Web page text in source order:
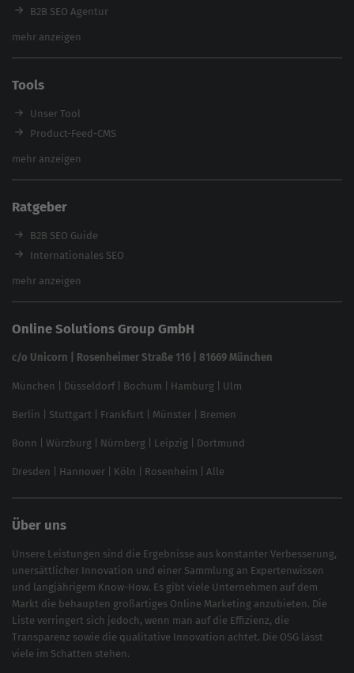
Magazin
B2B SEO Agentur
Inhouse SEO Agentur
Enterprise SEO Agentur
Workshops
mehr anzeigen
Tools
Unser Tool
Product-Feed-CMS
Website Analyse
Backlink-Check
Ladezeiten-Check
Brand Protection Tool
Website SEO Check
feed2content.ai
mehr anzeigen
Ratgeber
B2B SEO Guide
Internationales SEO
eCommerce SEO
In ChatGPT gefunden werden
Linkbuilding 2025
Local SEO
SEO für Online Shops
Brand Monitoring 2025
mehr anzeigen
Online Solutions Group GmbH
c/o Unicorn | Rosenheimer Straße 116 | 81669 München
München Düsseldorf| Bochum Hamburg Ulm
Berlin Stuttgart Frankfurt Münster Bremen
Bonn Würzburg Nürnberg Leipzig Dortmund
Dresden Hannover Köln Rosenheim Alle
Über uns
Unsere Leistungen sind die Ergebnisse aus konstanter Verbesserung,
unersättlicher Innovation und einer Sammlung an Expertenwissen
und langjährigem Know-How. Es gibt viele Unternehmen auf dem
Markt die behaupten großartiges Online Marketing anzubieten. Die
Liste verringert sich jedoch, wenn man auf die Effizienz, die
Transparenz sowie die qualitative Innovation achtet. Die OSG lässt
viele im Schatten stehen.